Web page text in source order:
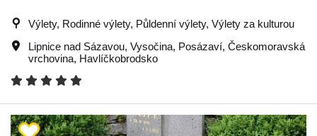
Výlety, Rodinné výlety, Půldenní výlety, Výlety za kulturou
Lipnice nad Sázavou, Vysočina, Posázaví, Českomoravská
vrchovina, Havlíčkobrodsko